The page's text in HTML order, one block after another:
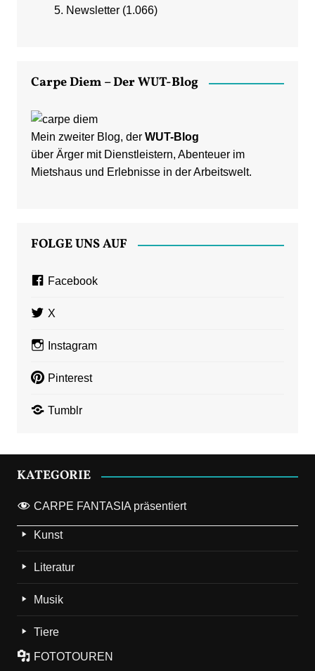
Newsletter (1.066)
Carpe Diem – Der WUT-Blog
Mein zweiter Blog, der WUT-Blog
über Ärger mit Dienstleistern, Abenteuer im
Mietshaus und Erlebnisse in der Arbeitswelt.
FOLGE UNS AUF
Facebook
X
Instagram
Pinterest
Tumblr
KATEGORIE
CARPE FANTASIA präsentiert
Kunst
Literatur
Musik
Tiere
FOTOTOUREN